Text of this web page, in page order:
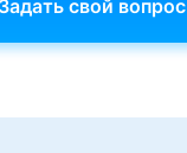
Задать свой вопрос